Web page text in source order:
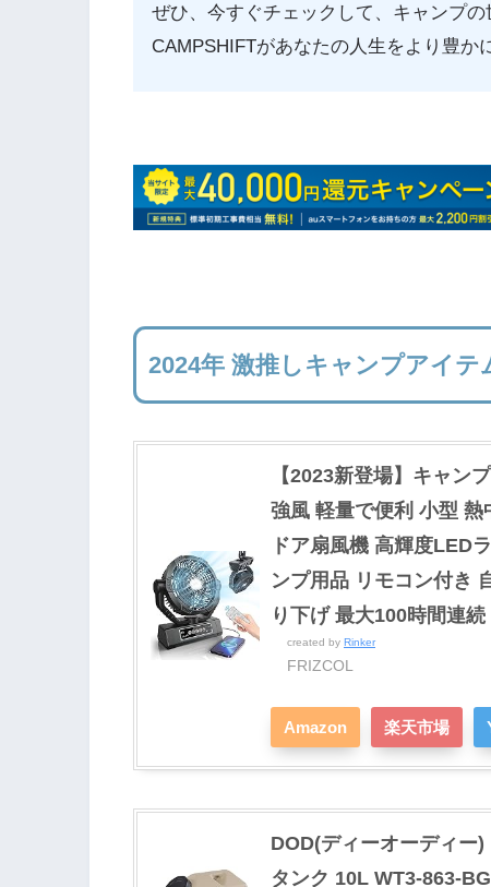
ぜひ、今すぐチェックして、キャンプの
CAMPSHIFTがあなたの人生をより豊か
2024年 激推しキャンプアイテ
【2023新登場】キャン
強風 軽量で便利 小型 熱
ドア扇風機 高輝度LED
ンプ用品 リモコン付き
り下げ 最大100時間連続
created by Rinker
FRIZCOL
Amazon 楽天市場
DOD(ディーオーディー
タンク 10L WT3-863-